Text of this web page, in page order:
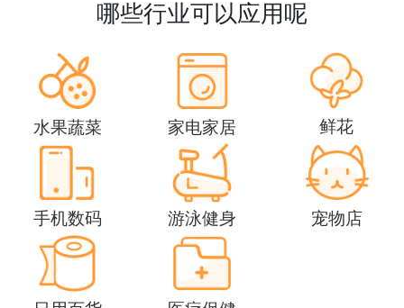
哪些行业可以应用呢
水果蔬菜 家电家居 鲜花
手机数码 游泳健身 宠物店